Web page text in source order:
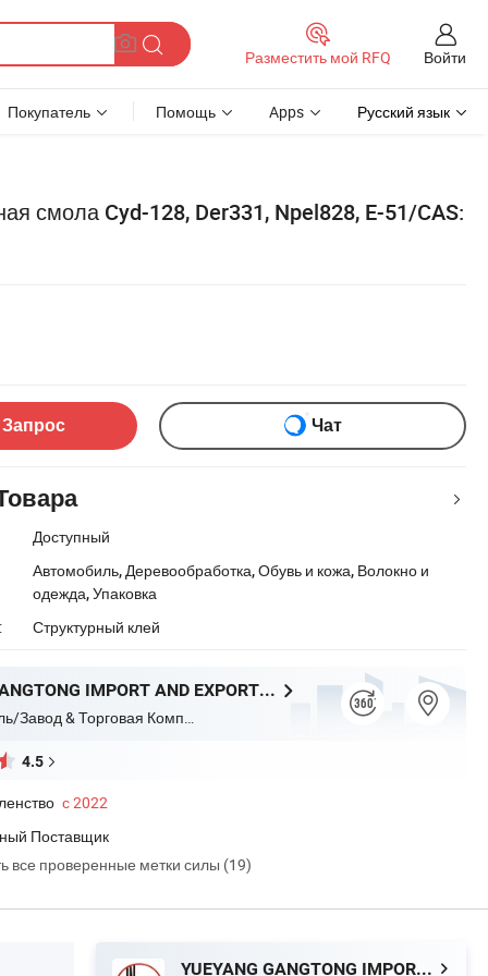
Разместить мой RFQ Войти
Покупатель Помощь Apps Русский язык
смола Cyd-128, Der331, Npel828, E-51/CAS:
Чат
Доступный
Автомобиль, Деревообработка, Обувь и кожа, Волокно и
одежда, Упаковка
Структурный клей
YUEYANG GANGTONG IMPORT AND EXPORT TRADING COMPANY LIMITED
Производитель/Завод & Торговая Компания
4.5
с 2022
Поставщик
все проверенные метки силы (19)
YUEYANG GANGTONG IMPORT AND EXPORT TRADING COMPANY LIMITED